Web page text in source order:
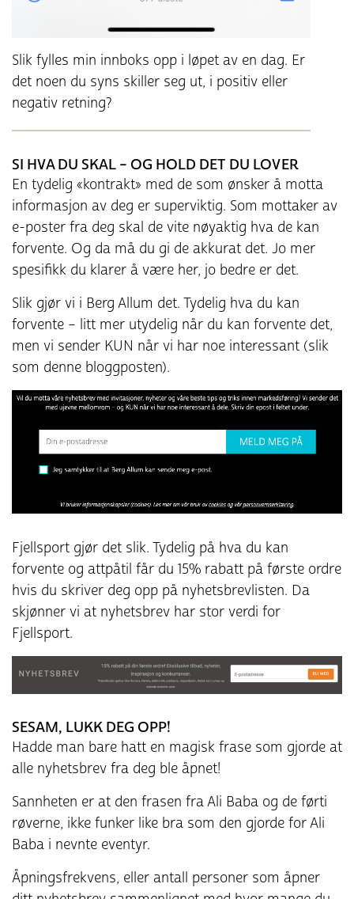
Slik fylles min innboks opp i løpet av en dag. Er
det noen du syns skiller seg ut, i positiv eller
negativ retning?
SI HVA DU SKAL – OG HOLD DET DU LOVER
En tydelig «kontrakt» med de som ønsker å motta
informasjon av deg er superviktig. Som mottaker av
e-poster fra deg skal de vite nøyaktig hva de kan
forvente. Og da må du gi de akkurat det. Jo mer
spesifikk du klarer å være her, jo bedre er det.
Slik gjør vi i Berg Allum det. Tydelig hva du kan
forvente – litt mer utydelig når du kan forvente det,
men vi sender KUN når vi har noe interessant (slik
som denne bloggposten).
Fjellsport gjør det slik. Tydelig på hva du kan
forvente og attpåtil får du 15% rabatt på første ordre
hvis du skriver deg opp på nyhetsbrevlisten. Da
skjønner vi at nyhetsbrev har stor verdi for
Fjellsport.
SESAM, LUKK DEG OPP!
Hadde man bare hatt en magisk frase som gjorde at
alle nyhetsbrev fra deg ble åpnet!
Sannheten er at den frasen fra Ali Baba og de førti
røverne, ikke funker like bra som den gjorde for Ali
Baba i nevnte eventyr.
Åpningsfrekvens, eller antall personer som åpner